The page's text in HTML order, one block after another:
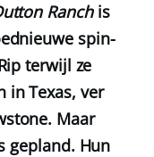
Ranchis
spin-
terwijl ze
in Texas, ver
Maar
gepland. Hun